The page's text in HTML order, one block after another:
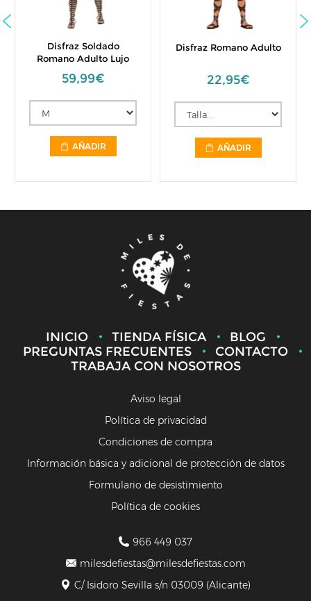
Disfraz Soldado
Romano Adulto Lujo
59,99€
AÑADIR
Disfraz Romano Adulto
22,95€
AÑADIR
INICIO TIENDA FÍSICA
BLOG
PREGUNTAS FRECUENTES
CONTACTO
TRABAJA CON NOSOTROS
Aviso legal
Política de privacidad
Condiciones de compra
Información básica y adicional de protección de datos
Formulario de desistimiento
Política de cookies
966 449 037
milesdefiestas@milesdefiestas.com
C/ Isidoro Sevilla s/n 03009 (Alicante)